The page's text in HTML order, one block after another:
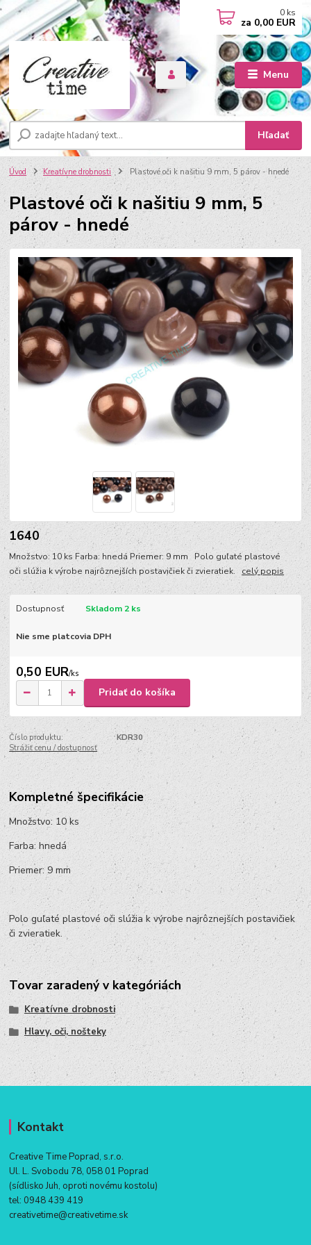
Menu
Hľadať
0 ks
za 0,00 EUR
Úvod Kreatívne drobnosti Plastové oči k našitiu 9 mm, 5 párov - hnedé
Plastové oči k našitiu 9 mm, 5
párov - hnedé
1640
Množstvo: 10 ks Farba: hnedá Priemer: 9 mm Polo guľaté plastové
oči slúžia k výrobe najrôznejších postavičiek či zvieratiek. celý popis
Dostupnosť Skladom 2 ks
Nie sme platcovia DPH
0,50 EUR/ks
Pridať do košíka
Číslo produktu:
KDR30
Strážiť cenu / dostupnosť
Kompletné špecifikácie
Množstvo: 10 ks
Farba: hnedá
Priemer: 9 mm
Polo guľaté plastové oči slúžia k výrobe najrôznejších postavičiek
či zvieratiek.
Tovar zaradený v kategóriách
Kreatívne drobnosti
Hlavy, oči, nošteky
Kontakt
Creative Time Poprad, s.r.o.
Ul. L. Svobodu 78, 058 01 Poprad
(sídlisko Juh, oproti novému kostolu)
tel: 0948 439 419
creativetime@creativetime.sk